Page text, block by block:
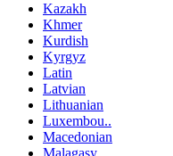
Kazakh
Khmer
Kurdish
Kyrgyz
Latin
Latvian
Lithuanian
Luxembou..
Macedonian